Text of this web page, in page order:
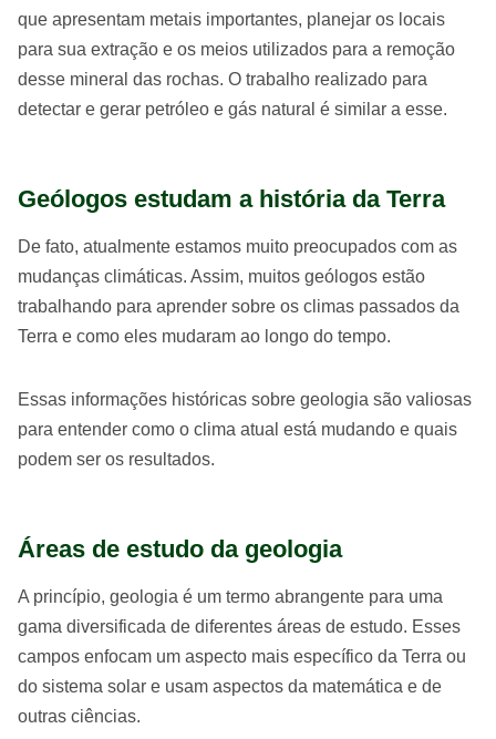
que apresentam metais importantes, planejar os locais
para sua extração e os meios utilizados para a remoção
desse mineral das rochas. O trabalho realizado para
detectar e gerar petróleo e gás natural é similar a esse.
Geólogos estudam a história da Terra
De fato, atualmente estamos muito preocupados com as
mudanças climáticas. Assim, muitos geólogos estão
trabalhando para aprender sobre os climas passados da
Terra e como eles mudaram ao longo do tempo.
Essas informações históricas sobre geologia são valiosas
para entender como o clima atual está mudando e quais
podem ser os resultados.
Áreas de estudo da geologia
A princípio, geologia é um termo abrangente para uma
gama diversificada de diferentes áreas de estudo. Esses
campos enfocam um aspecto mais específico da Terra ou
do sistema solar e usam aspectos da matemática e de
outras ciências.